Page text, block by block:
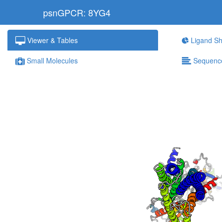
psnGPCR: 8YG4
Viewer & Tables Ligand
Small Molecules